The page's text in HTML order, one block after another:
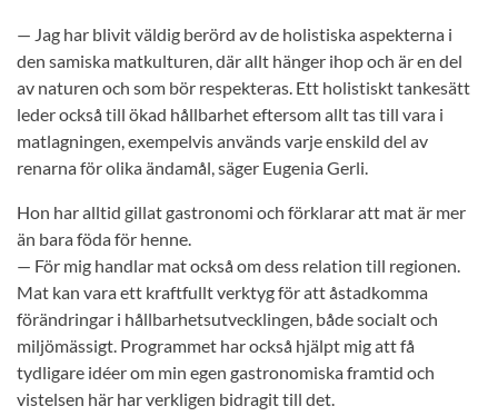
— Jag har blivit väldig berörd av de holistiska aspekterna i
den samiska matkulturen, där allt hänger ihop och är en del
av naturen och som bör respekteras. Ett holistiskt tankesätt
leder också till ökad hållbarhet eftersom allt tas till vara i
matlagningen, exempelvis används varje enskild del av
renarna för olika ändamål, säger Eugenia Gerli.
Hon har alltid gillat gastronomi och förklarar att mat är mer
än bara föda för henne.
— För mig handlar mat också om dess relation till regionen.
Mat kan vara ett kraftfullt verktyg för att åstadkomma
förändringar i hållbarhetsutvecklingen, både socialt och
miljömässigt. Programmet har också hjälpt mig att få
tydligare idéer om min egen gastronomiska framtid och
vistelsen här har verkligen bidragit till det.